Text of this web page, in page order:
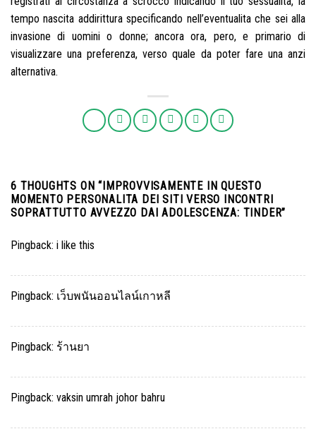
tempo nascita addirittura specificando nell’eventualita che sei alla
invasione di uomini o donne; ancora ora, pero, e primario di
visualizzare una preferenza, verso quale da poter fare una anzi
alternativa.
6 THOUGHTS ON “ IMPROVVISAMENTE IN QUESTO
MOMENTO PERSONALITA DEI SITI VERSO INCONTRI
SOPRATTUTTO AVVEZZO DAI ADOLESCENZA: TINDER”
Pingback: i like this
Pingback: เว็บพนันออนไลน์เกาหลี
Pingback: ร้านยา
Pingback: vaksin umrah johor bahru